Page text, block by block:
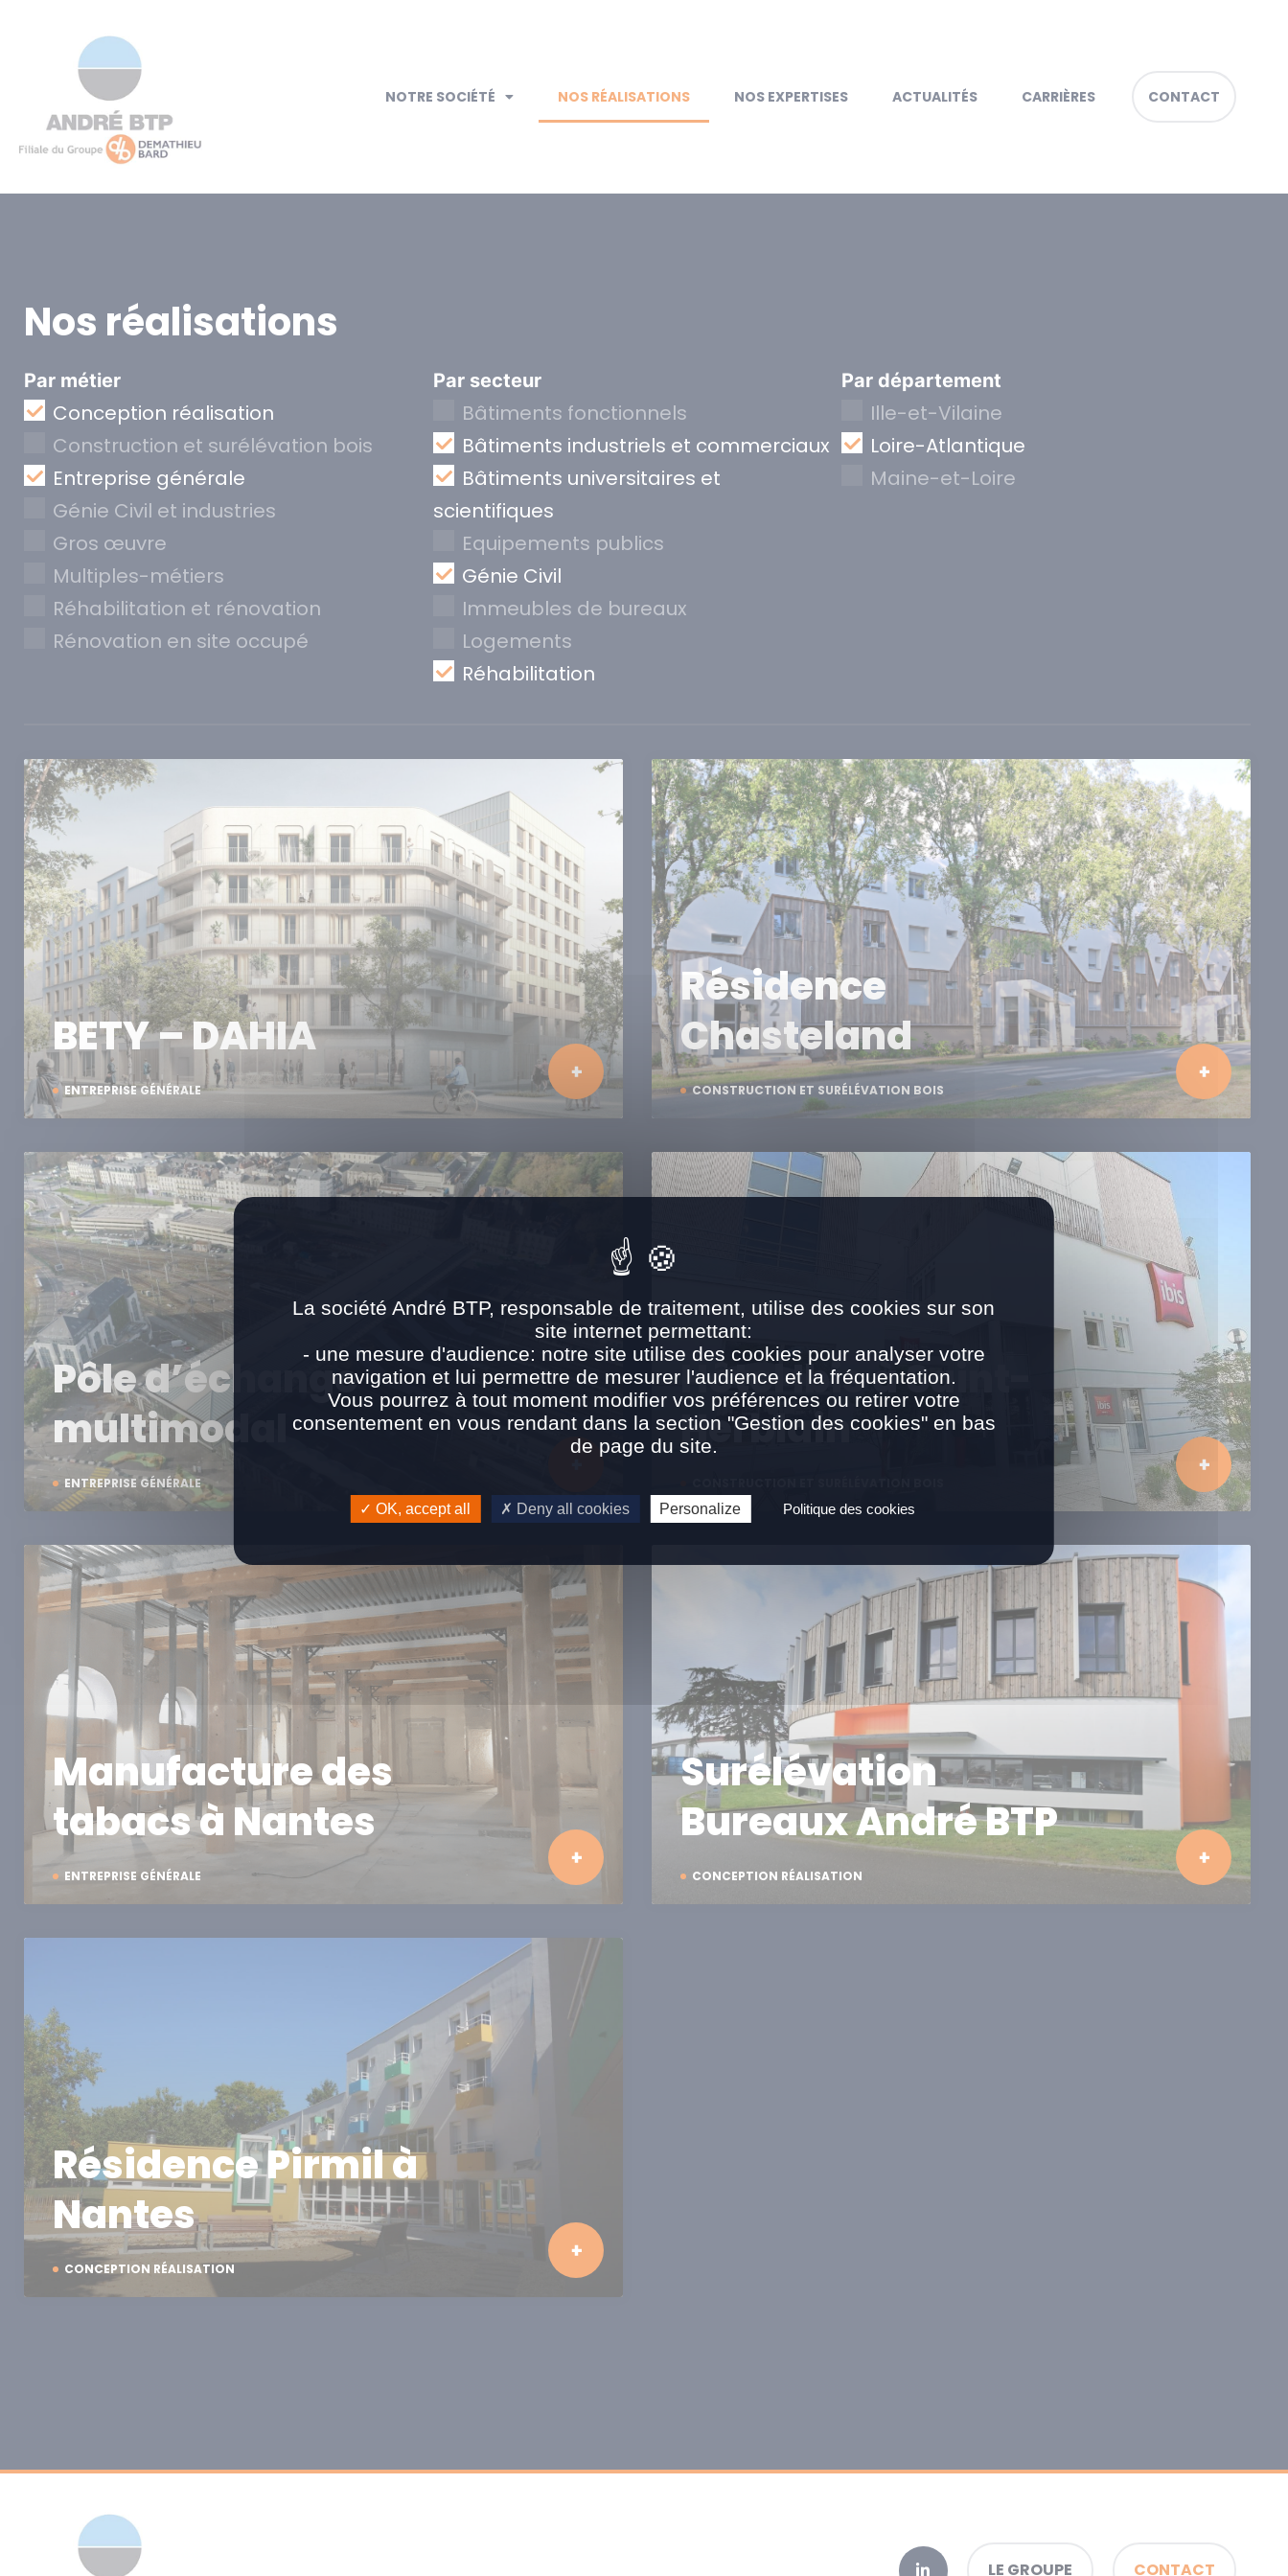
NOTRE SOCIÉTÉ NOS RÉALISATIONS NOS EXPERTISES ACTUALITÉS CARRIÈRES CONTACT
Nos réalisations
Par métier
Conception réalisation
Construction et surélévation bois
Entreprise générale
Génie Civil et industries
Gros œuvre
Multiples-métiers
Réhabilitation et rénovation
Rénovation en site occupé
Par secteur
Bâtiments fonctionnels
Bâtiments industriels et commerciaux
Bâtiments universitaires et
scientifiques
Equipements publics
Génie Civil
Immeubles de bureaux
Logements
Réhabilitation
Par département
Ille-et-Vilaine
Loire-Atlantique
Maine-et-Loire
ENTREPRISE GÉNÉRALE
BETY – DAHIA
CONSTRUCTION ET SURÉLÉVATION BOIS
Résidence
Chasteland
ENTREPRISE GÉNÉRALE
Pôle d’échange
multimodal
Hôtel Ibis à Saint-
Herblain
ENTREPRISE GÉNÉRALE
Manufacture des
tabacs à Nantes
CONCEPTION RÉALISATION
Surélévation
Bureaux André BTP
CONCEPTION RÉALISATION
Résidence Pirmil à
Nantes
LE GROUPE CONTACT
La société André BTP, responsable de traitement, utilise des cookies sur son
site internet permettant:
- une mesure d'audience: notre site utilise des cookies pour analyser votre
navigation et lui permettre de mesurer l'audience et la fréquentation.
Vous pourrez à tout moment modifier vos préférences ou retirer votre
consentement en vous rendant dans la section "Gestion des cookies" en bas
de page du site.
OK, accept all Deny all cookies Personalize Politique des cookies